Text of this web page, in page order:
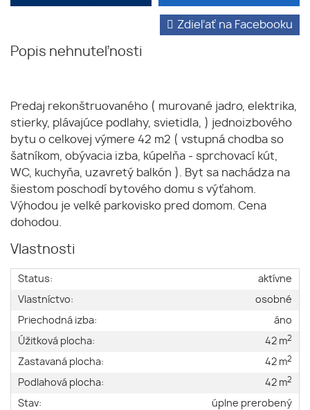
Popis nehnuteľnosti
Zdieľať na Facebooku
Predaj rekonštruovaného ( murované jadro, elektrika,
stierky, plávajúce podlahy, svietidla, ) jednoizbového
bytu o celkovej výmere 42 m2 ( vstupná chodba so
šatníkom, obývacia izba, kúpelňa - sprchovací kút,
WC, kuchyňa, uzavretý balkón ). Byt sa nachádza na
šiestom poschodí bytového domu s výťahom.
Výhodou je velké parkovisko pred domom. Cena
dohodou.
Vlastnosti
Status:
aktívne
Vlastníctvo:
osobné
Priechodná izba:
áno
Úžitková plocha:
42 m2
Zastavaná plocha: 42 m2
Podlahová plocha: 42 m2
Stav:
úplne prerobený